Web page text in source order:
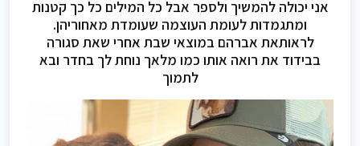
אני יכולה להמשיך ולספר אבל כל המילים כל כך קטנות
ומתגמדות לעומת העוצמה שעומדת מאחוריהן.
לראותאת אברהם במוצאי שבת אחרי שאת סגורה
בבידוד את רואה אותו כמו מלאך נוחת לך בחדר ובא
לתמוך